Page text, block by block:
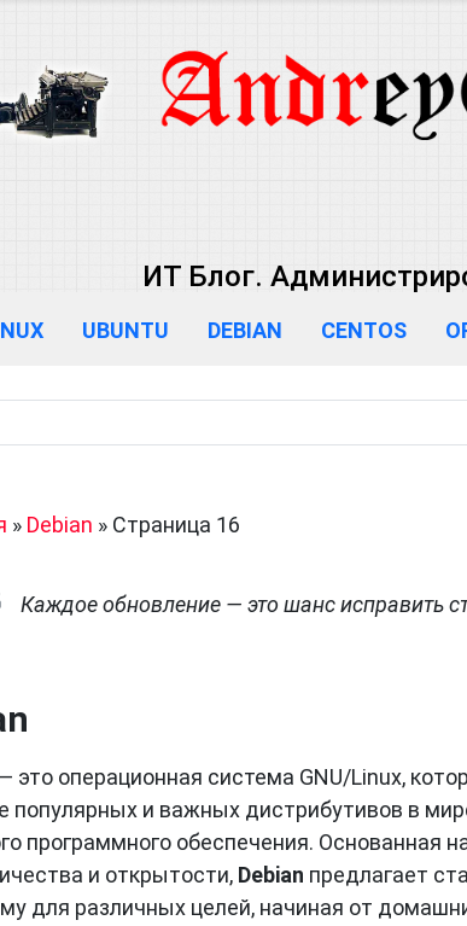
ИТ Блог.
UBUNTU DEBIAN CENTOS
» Debian » Страница 16
Каждое обновление — это шанс исправить
это операционная система GNU/Linux,
популярных и важных дистрибутивов в
программного обеспечения. Основанная
и открытости, Debian предлагает
для различных целей, начиная от